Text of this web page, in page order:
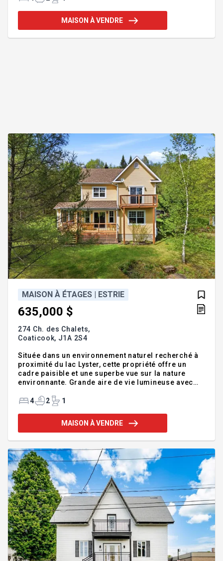
et bien-être. Construite en 2026, le futur acquéreur
pourra sélectionner le revêtement extérieur à son
MAISON À VENDRE
MAISON À ÉTAGES | ESTRIE
635,000 $
274 Ch. des Chalets,
Coaticook, J1A 2S4
Située dans un environnement naturel recherché à
proximité du lac Lyster, cette propriété offre un
cadre paisible et une superbe vue sur la nature
environnante. Grande aire de vie lumineuse avec
et 2 salles familiales réparties sur 3 niveaux.
aménagée, claustra, balcon et garage (31 x 24
pieds). À seulement 500 m de la rampe de mise à
Grande aire de vie lumineuse et conviviale
regroupant l
4 2 1
MAISON À VENDRE